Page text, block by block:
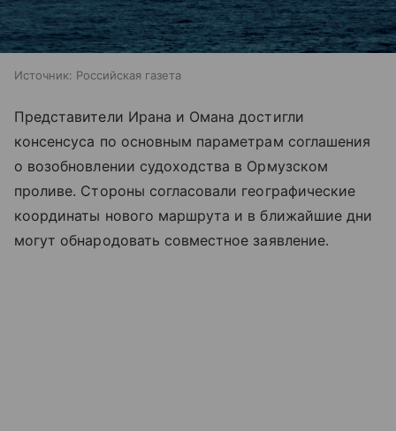
Источник: Российская газета
Представители Ирана и Омана достигли
консенсуса по основным параметрам соглашения
о возобновлении судоходства в Ормузском
проливе. Стороны согласовали географические
координаты нового маршрута и в ближайшие дни
могут обнародовать совместное заявление.